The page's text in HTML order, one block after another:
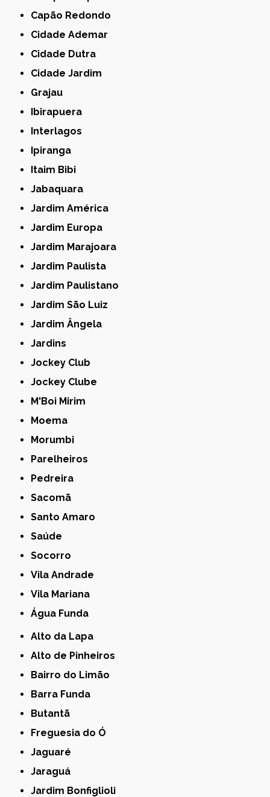
Capão Redondo
Cidade Ademar
Cidade Dutra
Cidade Jardim
Grajau
Ibirapuera
Interlagos
Ipiranga
Itaim Bibi
Jabaquara
Jardim América
Jardim Europa
Jardim Marajoara
Jardim Paulista
Jardim Paulistano
Jardim São Luiz
Jardim Ângela
Jardins
Jockey Club
Jockey Clube
M'Boi Mirim
Moema
Morumbi
Parelheiros
Pedreira
Sacomã
Santo Amaro
Saúde
Socorro
Vila Andrade
Vila Mariana
Água Funda
Alto da Lapa
Alto de Pinheiros
Bairro do Limão
Barra Funda
Butantã
Freguesia do Ó
Jaguaré
Jaraguá
Jardim Bonfiglioli